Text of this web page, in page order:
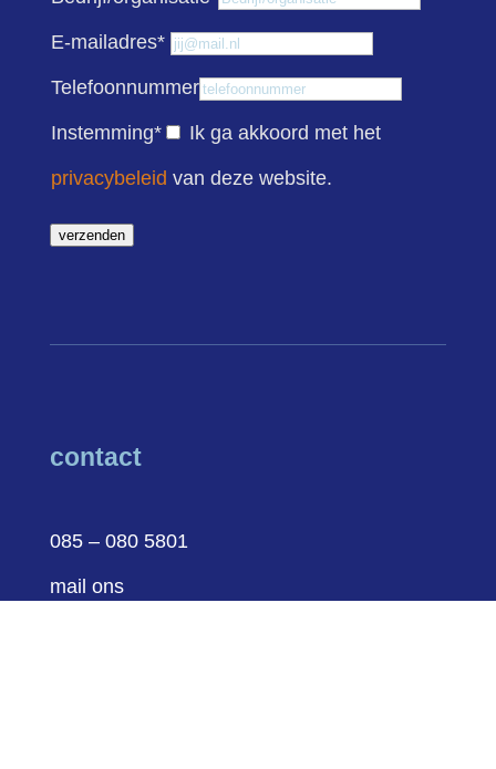
E-mailadres*
Telefoonnummer
Instemming* Ik ga akkoord met het
privacybeleid van deze website.
verzenden
contact
085 – 080 5801
mail ons